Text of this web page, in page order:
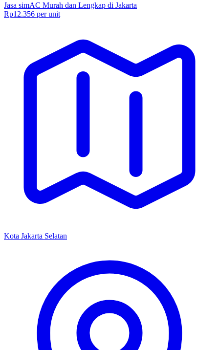
Jasa simAC Murah dan Lengkap di Jakarta
Rp12.356 per unit
Kota Jakarta Selatan